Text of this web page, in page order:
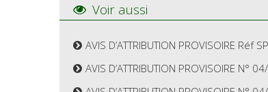
Voir aussi
AVIS D’ATTRIBUTION PROVISOIRE Réf
AVIS D’ATTRIBUTION PROVISOIRE N°